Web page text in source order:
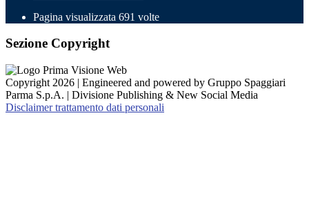
Pagina visualizzata 691 volte
Sezione Copyright
Copyright 2026 | Engineered and powered by Gruppo Spaggiari
Parma S.p.A. | Divisione Publishing & New Social Media
Disclaimer trattamento dati personali